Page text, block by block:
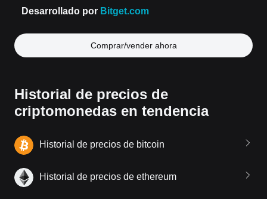
Comprar/vender ahora
Historial de precios de
criptomonedas en tendencia
Historial de precios de bitcoin
Historial de precios de ethereum